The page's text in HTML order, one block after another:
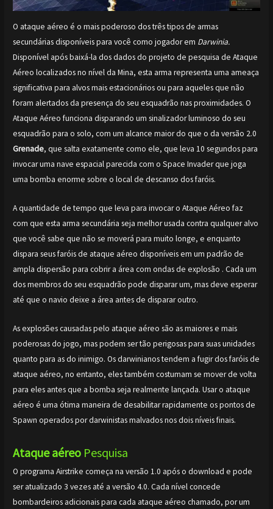
O ataque aéreo é o mais poderoso dos três tipos de armas
secundárias disponíveis para você como jogador em Darwinia.
Disponível após baixá-la dos dados do projeto de pesquisa de Ataque
Aéreo localizados no nível da Mina, esta arma representa uma ameaça
significativa para alvos mais estacionários ou para aqueles que não
foram alertados da presença do seu esquadrão nas proximidades. O
Ataque Aéreo funciona disparando um sinalizador luminoso do seu
esquadrão para o solo, com um alcance maior do que o da versão 2.0
Grenade, que salta exatamente como ele, que leva 10 segundos para
invocar uma nave espacial parecida com o Space Invader que joga
uma bomba enorme sobre o local de descanso dos faróis.
A quantidade de tempo que leva para invocar o Ataque Aéreo faz
com que esta arma secundária seja melhor usada contra qualquer alvo
que você sabe que não se moverá para muito longe, e enquanto
dispara seus faróis de ataque aéreo disponíveis em um padrão de
ampla dispersão para cobrir a área com ondas de explosão . Cada um
dos membros do seu esquadrão pode disparar um, mas deve esperar
até que o navio deixe a área antes de disparar outro.
As explosões causadas pelo ataque aéreo são as maiores e mais
poderosas do jogo, mas podem ser tão perigosas para suas unidades
quanto para as do inimigo. Os darwinianos tendem a fugir dos faróis de
ataque aéreo, no entanto, eles também costumam se mover de volta
para eles antes que a bomba seja realmente lançada. Usar o ataque
aéreo é uma ótima maneira de desabilitar rapidamente os pontos de
Spawn operados por darwinistas malvados nos dois níveis finais.
Ataque aéreo Pesquisa
O programa Airstrike começa na versão 1.0 após o download e pode
ser atualizado 3 vezes até a versão 4.0. Cada nível concede
bombardeiros adicionais para cada ataque aéreo chamado, por um